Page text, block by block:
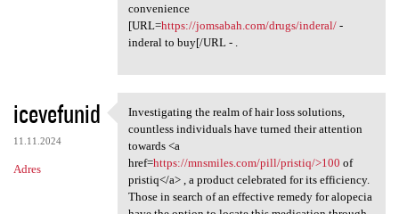
convenience
[URL=https://jomsabah.com/drugs/inderal/-
inderal to buy[/URL - .
icevefunid
11.11.2024
Adres
Investigating the realm of
Investigating the realm of hair loss solutions,
countless individuals have turned their attention
towards <a
href=https://mnsmiles.com/pill/pristiq/>100 of
pristiq</a> , a product celebrated for its efficiency.
Those in search of an effective remedy for alopecia